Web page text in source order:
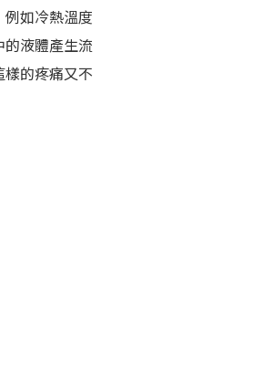
如冷熱溫度
液體產生流
的疼痛又不